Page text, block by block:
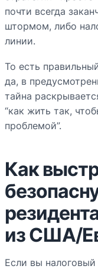
почти всегда
штормом, либо
линии.
То есть
да, в
тайна
“как жить так,
проблемой”.
Как
из США/
Если вы